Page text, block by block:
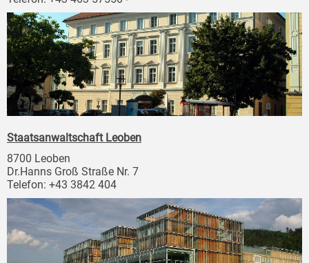
Staatsanwaltschaft Leoben
8700 Leoben
Dr.Hanns Groß Straße Nr. 7
Telefon: +43 3842 404